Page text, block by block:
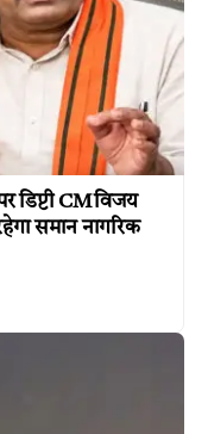
डिप्टी CM विजय
समान नागरिक